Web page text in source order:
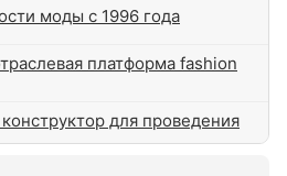
моды с 1996 года
платформа fashion
для проведения